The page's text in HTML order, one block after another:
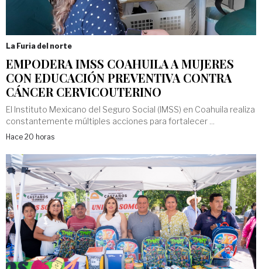
La Furia del norte
EMPODERA IMSS COAHUILA A MUJERES
CON EDUCACIÓN PREVENTIVA CONTRA
CÁNCER CERVICOUTERINO
El Instituto Mexicano del Seguro Social (IMSS) en Coahuila realiza
constantemente múltiples acciones para fortalecer ...
Hace 20 horas